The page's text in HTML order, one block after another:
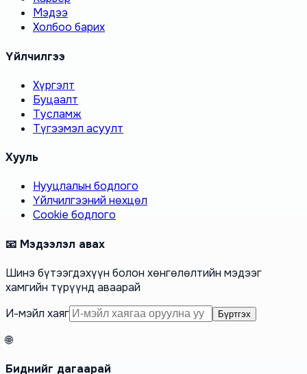
Мэдээ
Холбоо барих
Үйлчилгээ
Хүргэлт
Буцаалт
Тусламж
Түгээмэл асуулт
Хууль
Нууцлалын бодлого
Үйлчилгээний нөхцөл
Cookie бодлого
📧 Мэдээлэл авах
Шинэ бүтээгдэхүүн болон хөнгөлөлтийн мэдээг
хамгийн түрүүнд аваарай
И-мэйл хаяг
Бүртгэх
🌐
Биднийг дагаарай